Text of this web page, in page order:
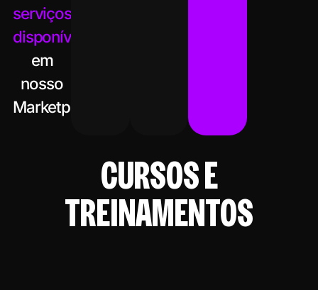
serviços
disponíveis
em
nosso
Marketplace!
CURSOS E
TREINAMENTOS